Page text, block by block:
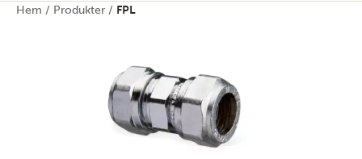
Hem / Produkter / FPL